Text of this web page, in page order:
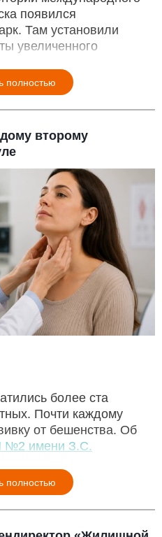
появился
Там установили
увеличенного
полностью
второму
более ста
Почти каждому
от бешенства. Об
имени З.С.
полностью